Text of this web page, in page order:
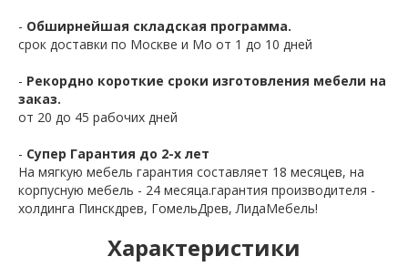
- Обширнейшая складская программа.
срок доставки по Москве и Мо от 1 до 10 дней
- Рекордно короткие сроки изготовления мебели на
заказ.
от 20 до 45 рабочих дней
- Супер Гарантия до 2-х лет
На мягкую мебель гарантия составляет 18 месяцев, на
корпусную мебель - 24 месяца.гарантия производителя -
холдинга Пинскдрев, ГомельДрев, ЛидаМебель!
Характеристики